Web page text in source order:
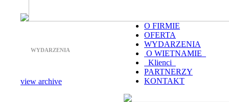
WYDARZENIA
view archive
O FIRMIE
OFERTA
WYDARZENIA
O WIETNAMIE
Klienci
PARTNERZY
KONTAKT